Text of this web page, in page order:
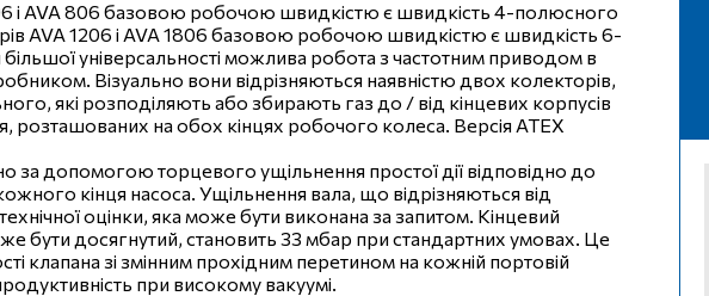
і AVA 806 базовою робочою швидкістю є швидкість 4-полюсного
AVA 1206 і AVA 1806 базовою робочою швидкістю є швидкість 6-
універсальності можлива робота з частотним приводом в
Візуально вони відрізняються наявністю двох колекторів,
які розподіляють або збирають газ до / від кінцевих корпусів
розташованих на обох кінцях робочого колеса. Версія ATEX
за допомогою торцевого ущільнення простої дії відповідно до
кінця насоса. Ущільнення вала, що відрізняються від
оцінки, яка може бути виконана за запитом. Кінцевий
бути досягнутий, становить 33 мбар при стандартних умовах. Це
клапана зі змінним прохідним перетином на кожній портовій
при високому вакуумі.